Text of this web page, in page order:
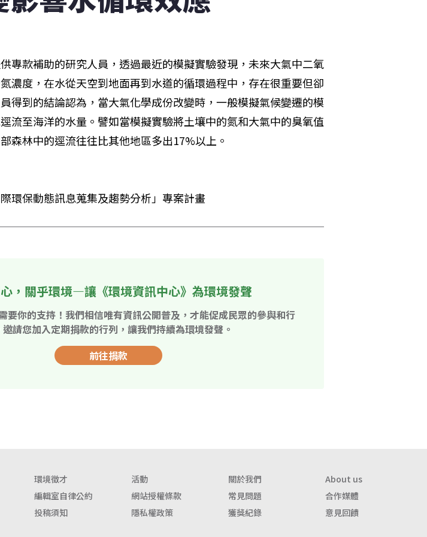
專款補助的研究人員，透過最近的模擬實驗發現，未來大氣中二氧
濃度，在水從天空到地面再到水道的循環過程中，存在很重要但卻
得到的結論認為，當大氣化學成份改變時，一般模擬氣候變遷的模
流至海洋的水量。譬如當模擬實驗將土壤中的氮和大氣中的臭氧值
森林中的逕流往往比其他地區多出17%以上。
環保動態訊息蒐集及趨勢分析」專案計畫
，關乎環境—讓《環境資訊中心》為環境發聲
要你的支持！我們相信唯有資訊公開普及，才能促成民眾的參與和行
邀請您加入定期捐款的行列，讓我們持續為環境發聲。
前往捐款
環境徵才 活動 關於我們
About us
編輯室自律公約
網站授權條款 常見問題
合作媒體
投稿須知
隱私權政策 獲獎紀錄 意見回饋